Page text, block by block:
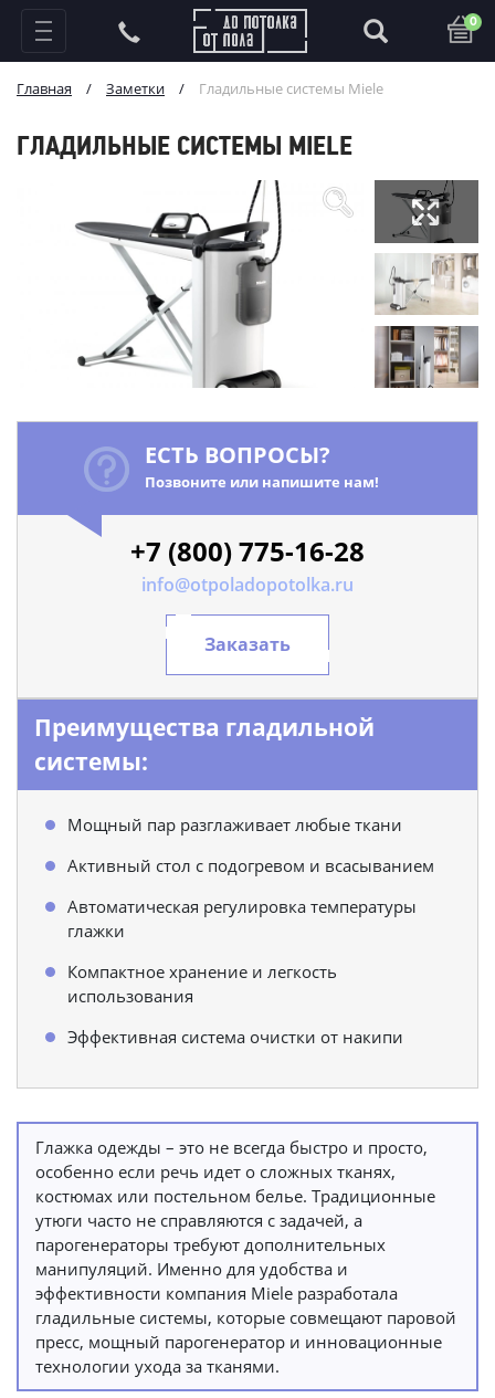
0
Главная / Заметки / Гладильные системы Miele
ГЛАДИЛЬНЫЕ СИСТЕМЫ MIELE
ЕСТЬ ВОПРОСЫ?
Позвоните или напишите нам!
+7 (800) 775-16-28
info@otpoladopotolka.ru
Заказать
Преимущества гладильной
системы:
Мощный пар разглаживает любые ткани
Активный стол с подогревом и всасыванием
Автоматическая регулировка температуры
глажки
Компактное хранение и легкость
использования
Эффективная система очистки от накипи
Глажка одежды – это не всегда быстро и просто,
особенно если речь идет о сложных тканях,
костюмах или постельном белье. Традиционные
утюги часто не справляются с задачей, а
парогенераторы требуют дополнительных
манипуляций. Именно для удобства и
эффективности компания Miele разработала
гладильные системы, которые совмещают паровой
пресс, мощный парогенератор и инновационные
технологии ухода за тканями.